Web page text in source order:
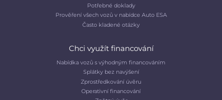
Potřebné doklady
Prověření všech vozů v nabídce Auto ESA
Často kladené otázky
Chci využít financování
Nabídka vozů s výhodným financováním
Splátky bez navýšení
Zprostředkování úvěru
Operativní financování